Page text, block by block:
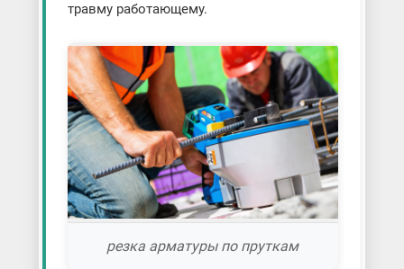
травму работающему.
резка арматуры по пруткам